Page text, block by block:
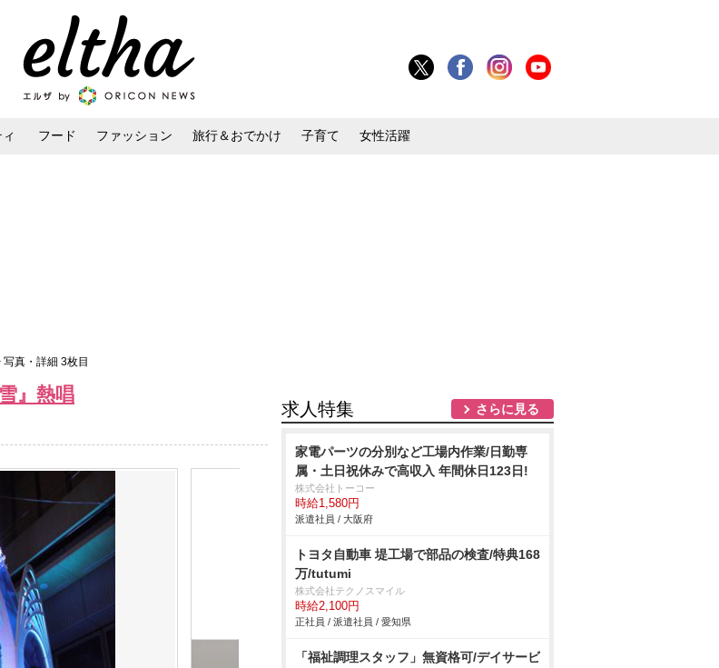
フード ファッション 旅行＆おでかけ 子育て 女性活躍
写真・詳細 3枚目
』熱唱
求人特集 さらに見る
家電パーツの分別など工場内作業/日勤専
属・土日祝休みで高収入 年間休日123日!
株式会社トーコー
時給1,580円
派遣社員 / 大阪府
トヨタ自動車 堤工場で部品の検査/特典168
万/tutumi
株式会社テクノスマイル
時給2,100円
正社員 / 派遣社員 / 愛知県
「福祉調理スタッフ」無資格可/デイサービ